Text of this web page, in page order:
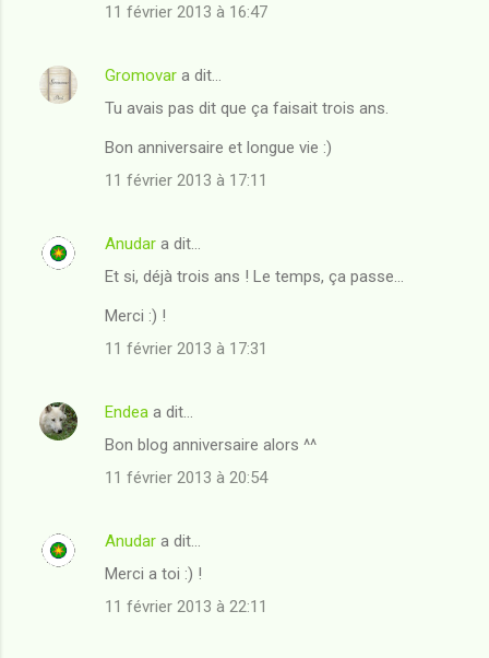
11 février 2013 à 16:47
Gromovar a dit…
Tu avais pas dit que ça faisait trois ans.
Bon anniversaire et longue vie :)
11 février 2013 à 17:11
Anudar a dit…
Et si, déjà trois ans ! Le temps, ça passe...
Merci :) !
11 février 2013 à 17:31
Endea a dit…
Bon blog anniversaire alors ^^
11 février 2013 à 20:54
Anudar a dit…
Merci a toi :) !
11 février 2013 à 22:11